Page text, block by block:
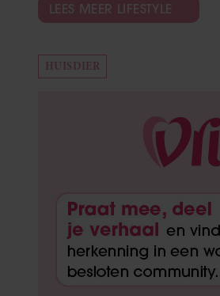
LEES MEER LIFESTYLE
HUISDIER